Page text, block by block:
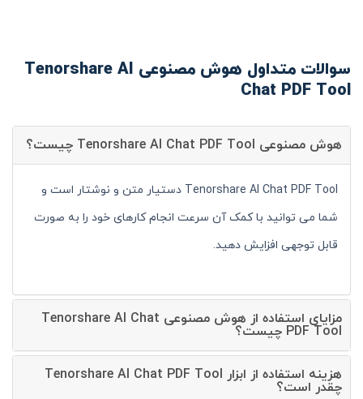
سوالات متداول هوش مصنوعی Tenorshare AI
Chat PDF Tool
هوش مصنوعی Tenorshare AI Chat PDF Tool چیست؟
Tenorshare AI Chat PDF Tool دستیار متن و نوشتار است و
شما می توانید با کمک آن سرعت انجام کارهای خود را به صورت
قابل توجهی افزایش دهید.
مزایای استفاده از هوش مصنوعی Tenorshare AI Chat
PDF Tool چیست؟
هزینه استفاده از ابزار Tenorshare AI Chat PDF Tool
چقدر است؟